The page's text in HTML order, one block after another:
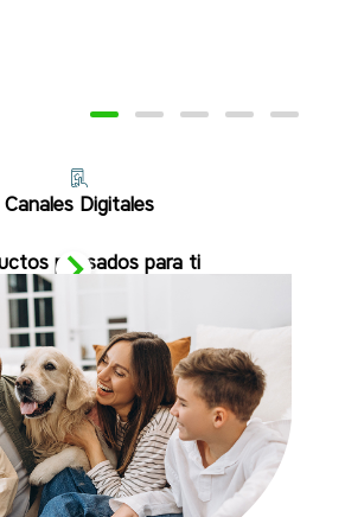
Canales Digitales
pensados para ti